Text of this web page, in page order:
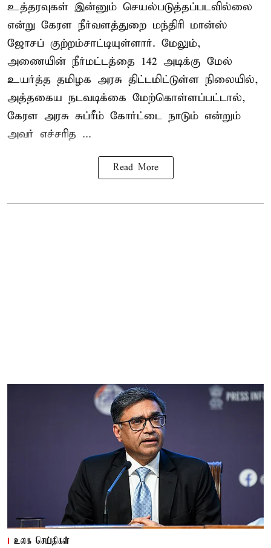
உத்தரவுகள் இன்னும் செயல்படுத்தப்படவில்லை
என்று கேரள நீர்வளத்துறை மந்திரி மான்ஸ்
ஜோசப் குற்றம்சாட்டியுள்ளார். மேலும்,
அணையின் நீர்மட்டத்தை 142 அடிக்கு மேல்
உயர்த்த தமிழக அரசு திட்டமிட்டுள்ள நிலையில்,
அத்தகைய நடவடிக்கை மேற்கொள்ளப்பட்டால்,
கேரள அரசு சுப்ரீம் கோர்ட்டை நாடும் என்றும்
அவர் எச்சரித ...
Read More
உலக செய்திகள்